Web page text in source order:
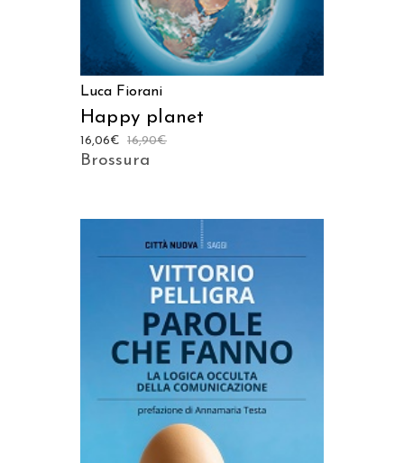
Luca Fiorani
Happy planet
16,90€
16,06€
Brossura
AGGIUNGI AL CARRELLO